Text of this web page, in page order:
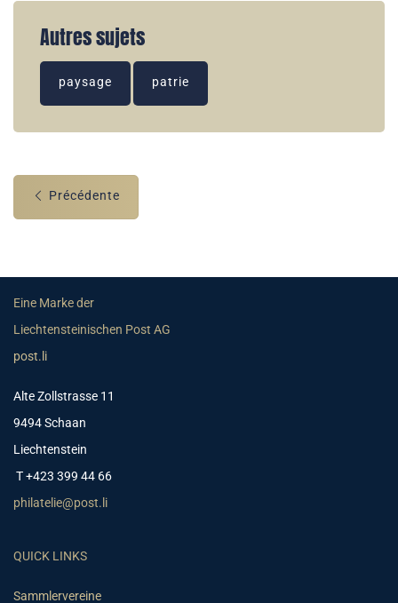
Autres sujets
paysage patrie
Précédente
Eine Marke der
Liechtensteinischen Post AG
post.li
Alte Zollstrasse 11
9494 Schaan
Liechtenstein
T +423 399 44 66
philatelie@post.li
QUICK LINKS
Sammlervereine